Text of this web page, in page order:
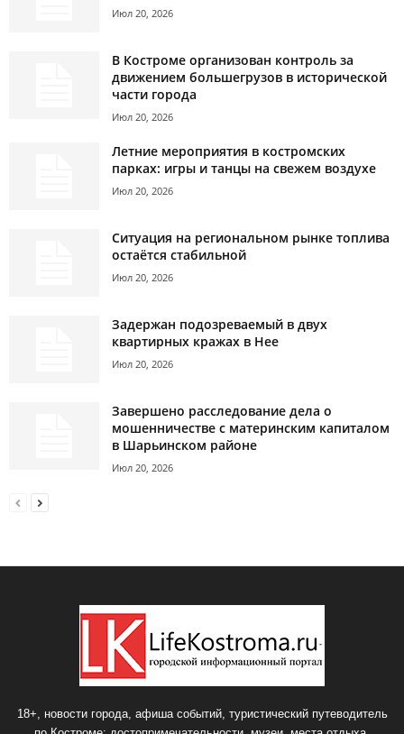
Июл 20, 2026
В Костроме организован контроль за
движением большегрузов в исторической
части города
Июл 20, 2026
Летние мероприятия в костромских
парках: игры и танцы на свежем воздухе
Июл 20, 2026
Ситуация на региональном рынке топлива
остаётся стабильной
Июл 20, 2026
Задержан подозреваемый в двух
квартирных кражах в Нее
Июл 20, 2026
Завершено расследование дела о
мошенничестве с материнским капиталом
в Шарьинском районе
Июл 20, 2026
18+, новости города, афиша событий, туристический путеводитель